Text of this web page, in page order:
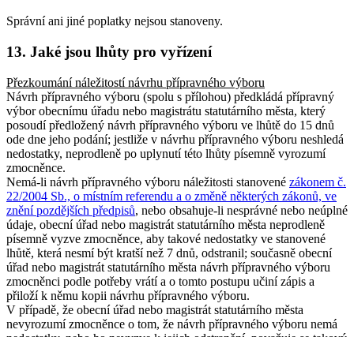
Správní ani jiné poplatky nejsou stanoveny.
13. Jaké jsou lhůty pro vyřízení
Přezkoumání náležitostí návrhu přípravného výboru
Návrh přípravného výboru (spolu s přílohou) předkládá přípravný
výbor obecnímu úřadu nebo magistrátu statutárního města, který
posoudí předložený návrh přípravného výboru ve lhůtě do 15 dnů
ode dne jeho podání; jestliže v návrhu přípravného výboru neshledá
nedostatky, neprodleně po uplynutí této lhůty písemně vyrozumí
zmocněnce.
Nemá-li návrh přípravného výboru náležitosti stanovené zákonem č.
22/2004 Sb., o místním referendu a o změně některých zákonů, ve
znění pozdějších předpisů, nebo obsahuje-li nesprávné nebo neúplné
údaje, obecní úřad nebo magistrát statutárního města neprodleně
písemně vyzve zmocněnce, aby takové nedostatky ve stanovené
lhůtě, která nesmí být kratší než 7 dnů, odstranil; současně obecní
úřad nebo magistrát statutárního města návrh přípravného výboru
zmocněnci podle potřeby vrátí a o tomto postupu učiní zápis a
přiloží k němu kopii návrhu přípravného výboru.
V případě, že obecní úřad nebo magistrát statutárního města
nevyrozumí zmocněnce o tom, že návrh přípravného výboru nemá